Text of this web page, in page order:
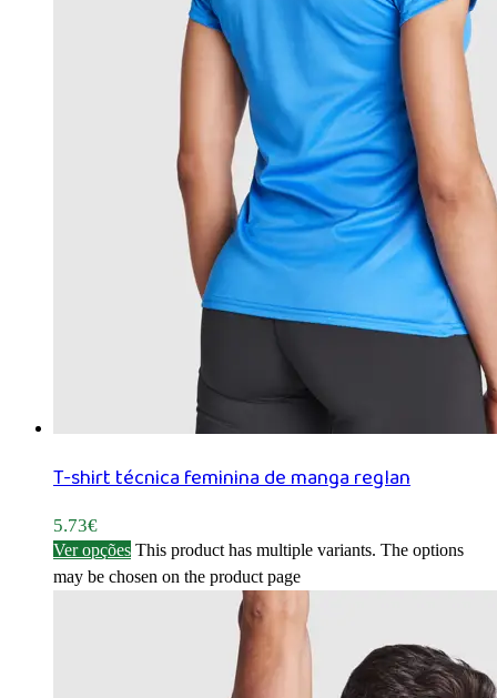
T-shirt técnica feminina de manga reglan
5.73€
Ver opções This product has multiple variants. The options
may be chosen on the product page